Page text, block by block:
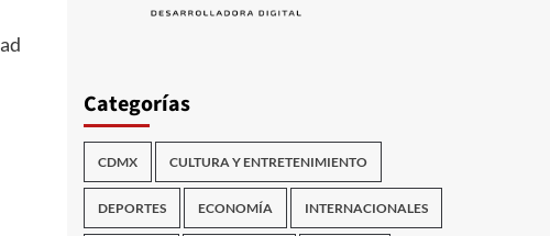
Categorías
CDMX CULTURA Y ENTRETENIMIENTO
DEPORTES ECONOMÍA INTERNACIONALES